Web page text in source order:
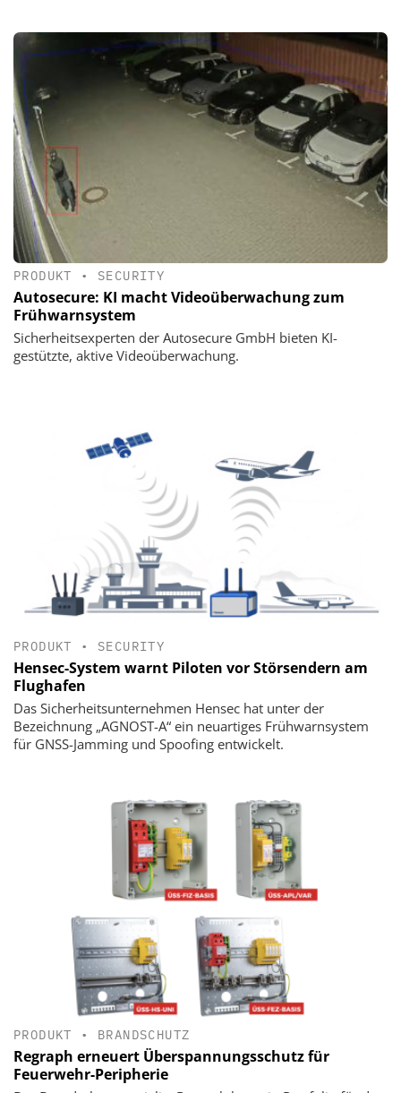
PRODUKT • SECURITY
Autosecure: KI macht Videoüberwachung zum
Frühwarnsystem
Sicherheitsexperten der Autosecure GmbH bieten KI-
gestützte, aktive Videoüberwachung.
PRODUKT • SECURITY
Hensec-System warnt Piloten vor Störsendern am
Flughafen
Das Sicherheitsunternehmen Hensec hat unter der
Bezeichnung „AGNOST-A“ ein neuartiges Frühwarnsystem
für GNSS-Jamming und Spoofing entwickelt.
PRODUKT • BRANDSCHUTZ
Regraph erneuert Überspannungsschutz für
Feuerwehr-Peripherie